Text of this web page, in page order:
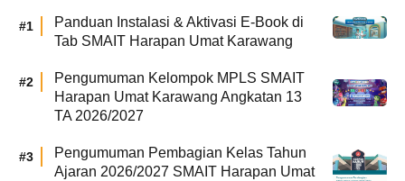
Panduan Instalasi & Aktivasi E-Book di
Tab SMAIT Harapan Umat Karawang
Pengumuman Kelompok MPLS SMAIT
Harapan Umat Karawang Angkatan 13
TA 2026/2027
Pengumuman Pembagian Kelas Tahun
Ajaran 2026/2027 SMAIT Harapan Umat